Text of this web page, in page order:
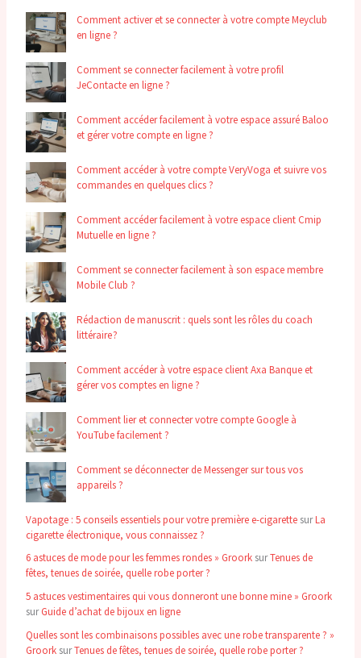
Comment activer et se connecter à votre compte Meyclub
en ligne ?
Comment se connecter facilement à votre profil
JeContacte en ligne ?
Comment accéder facilement à votre espace assuré Baloo
et gérer votre compte en ligne ?
Comment accéder à votre compte VeryVoga et suivre vos
commandes en quelques clics ?
Comment accéder facilement à votre espace client Cmip
Mutuelle en ligne ?
Comment se connecter facilement à son espace membre
Mobile Club ?
Rédaction de manuscrit : quels sont les rôles du coach
littéraire ?
Comment accéder à votre espace client Axa Banque et
gérer vos comptes en ligne ?
Comment lier et connecter votre compte Google à
YouTube facilement ?
Comment se déconnecter de Messenger sur tous vos
appareils ?
Vapotage : 5 conseils essentiels pour votre première e-cigarette surLa
cigarette électronique, vous connaissez ?
6 astuces de mode pour les femmes rondes » Groork surTenues de
fêtes, tenues de soirée, quelle robe porter ?
5 astuces vestimentaires qui vous donneront une bonne mine » Groork
surGuide d’achat de bijoux en ligne
Quelles sont les combinaisons possibles avec une robe transparente ? »
Groork surTenues de fêtes, tenues de soirée, quelle robe porter ?